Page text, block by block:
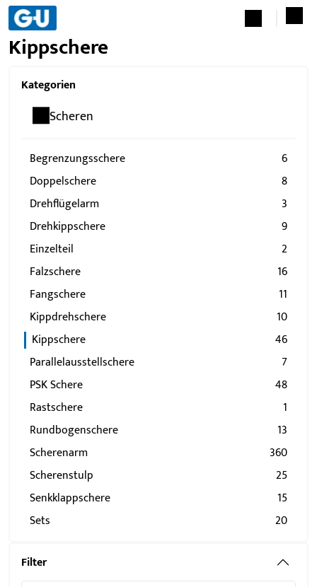
Kippschere
Kategorien
Scheren
Begrenzungsschere
6
Doppelschere
8
Drehflügelarm
3
Drehkippschere
9
Einzelteil
2
Falzschere
16
Fangschere
11
Kippdrehschere
10
Kippschere
46
Parallelausstellschere
7
PSK Schere
48
Rastschere
1
Rundbogenschere
13
Scherenarm
360
Scherenstulp
25
Senkklappschere
15
Sets
20
Filter